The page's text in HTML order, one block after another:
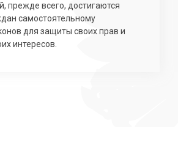
прежде всего, достигаются
самостоятельному
для защиты своих прав и
интересов.